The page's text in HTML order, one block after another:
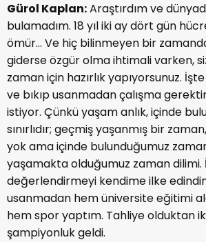
Gürol Kaplan:Araştırdım ve
bulamadım. 18 yıl iki ay dört gün
ömür... Ve hiç bilinmeyen bir
giderse özgür olma ihtimali varken,
zaman için hazırlık yapıyorsunuz.
ve bıkıp usanmadan çalışma
istiyor. Çünkü yaşam anlık, içinde
sınırlıdır; geçmiş yaşanmış bir
yok ama içinde bulunduğumuz
yaşamakta olduğumuz zaman dilimi.
değerlendirmeyi kendime ilke
usanmadan hem üniversite eğitimi
hem spor yaptım. Tahliye olduktan
şampiyonluk geldi.